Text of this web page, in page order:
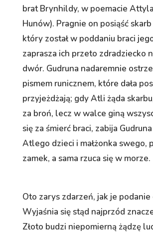
brat Brynhildy, w poemacie
Hunów). Pragnie on posiąść
który został w poddaniu braci
zaprasza ich przeto zdradziecko
dwór. Gudruna nadaremnie
pismem runicznem, które dała
przyjeżdżają; gdy Atli żąda
za broń, lecz w walce giną
się za śmierć braci, zabija
Atlego dzieci i małżonka swego,
zamek, a sama rzuca się w morze.
Oto zarys zdarzeń, jak je
Wyjaśnia się stąd najprzód
Złoto budzi niepomierną żądzę